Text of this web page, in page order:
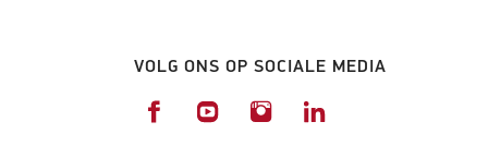
VOLG ONS OP SOCIALE MEDIA